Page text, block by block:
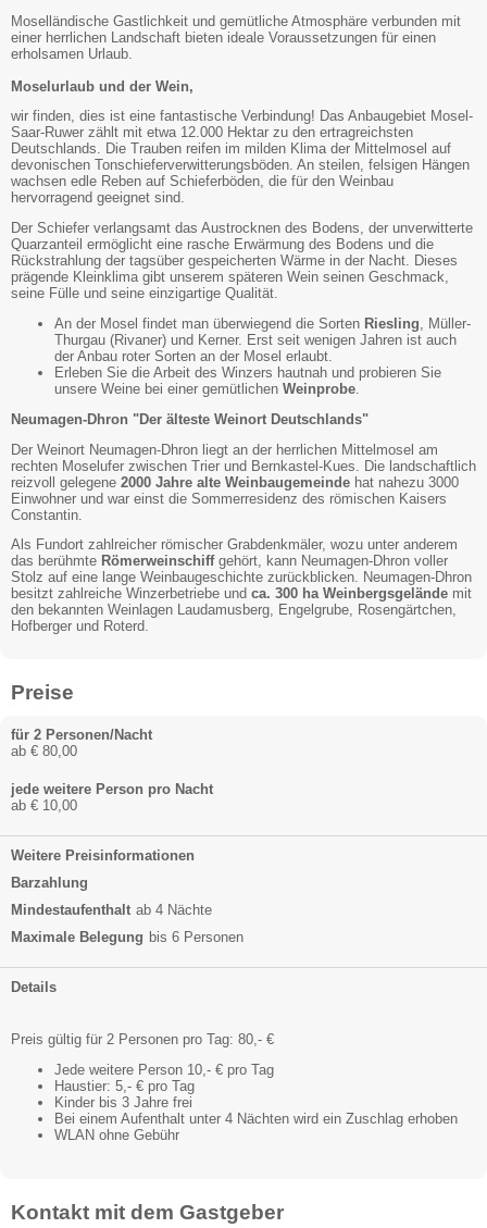
Moselländische Gastlichkeit und gemütliche Atmosphäre verbunden mit
einer herrlichen Landschaft bieten ideale Voraussetzungen für einen
erholsamen Urlaub.
Moselurlaub und der Wein,
wir finden, dies ist eine fantastische Verbindung! Das Anbaugebiet Mosel-
Saar-Ruwer zählt mit etwa 12.000 Hektar zu den ertragreichsten
Deutschlands. Die Trauben reifen im milden Klima der Mittelmosel auf
devonischen Tonschieferverwitterungsböden. An steilen, felsigen Hängen
wachsen edle Reben auf Schieferböden, die für den Weinbau
hervorragend geeignet sind.
Der Schiefer verlangsamt das Austrocknen des Bodens, der unverwitterte
Quarzanteil ermöglicht eine rasche Erwärmung des Bodens und die
Rückstrahlung der tagsüber gespeicherten Wärme in der Nacht. Dieses
prägende Kleinklima gibt unserem späteren Wein seinen Geschmack,
seine Fülle und seine einzigartige Qualität.
An der Mosel findet man überwiegend die Sorten Riesling , Müller-
Thurgau (Rivaner) und Kerner. Erst seit wenigen Jahren ist auch
der Anbau roter Sorten an der Mosel erlaubt.
Erleben Sie die Arbeit des Winzers hautnah und probieren Sie
unsere Weine bei einer gemütlichen Weinprobe
Neumagen-Dhron "Der älteste Weinort Deutschlands"
Der Weinort Neumagen-Dhron liegt an der herrlichen Mittelmosel am
rechten Moselufer zwischen Trier und Bernkastel-Kues. Die landschaftlich
reizvoll gelegene 2000 Jahre alte Weinbaugemeinde hat nahezu 3000
Einwohner und war einst die Sommerresidenz des römischen Kaisers
Constantin.
Als Fundort zahlreicher römischer Grabdenkmäler, wozu unter anderem
das berühmte Römerweinschiffgehört, kann Neumagen-Dhron voller
Stolz auf eine lange Weinbaugeschichte zurückblicken. Neumagen-Dhron
besitzt zahlreiche Winzerbetriebe und ca. 300 ha Weinbergsgelände mit
den bekannten Weinlagen Laudamusberg, Engelgrube, Rosengärtchen,
Hofberger und Roterd.
Preise
für 2 Personen/Nacht
ab € 80,00
jede weitere Person pro Nacht
ab € 10,00
Weitere Preisinformationen
Barzahlung
Mindestaufenthalt ab 4 Nächte
Maximale Belegung bis 6 Personen
Details
Preis gültig für 2 Personen pro Tag: 80,- €
Jede weitere Person 10,- € pro Tag
Haustier: 5,- € pro Tag
Kinder bis 3 Jahre frei
Bei einem Aufenthalt unter 4 Nächten wird ein Zuschlag erhoben
WLAN ohne Gebühr
Kontakt mit dem Gastgeber